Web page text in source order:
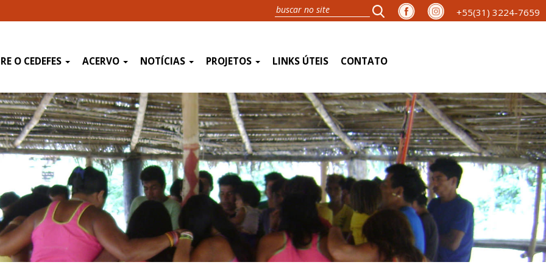
+55(31) 3224-7659
O CEDEFES ACERVO NOTÍCIAS PROJETOS LINKS ÚTEIS CONTATO